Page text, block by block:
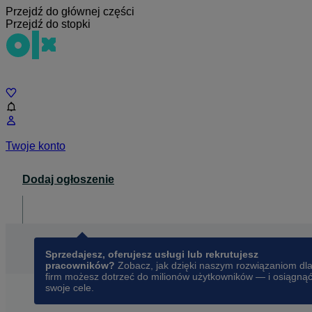
Przejdź do głównej części
Przejdź do stopki
Twoje konto
Dodaj ogłoszenie
Sprzedajesz, oferujesz usługi lub rekrutujesz
pracowników? Zobacz, jak dzięki naszym rozwiązaniom dla
firm możesz dotrzeć do milionów użytkowników — i osiągnąć
swoje cele.